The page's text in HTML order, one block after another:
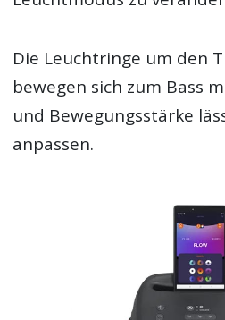
Die Leuchtringe um den
bewegen sich zum Bass
und Bewegungsstärke
anpassen.